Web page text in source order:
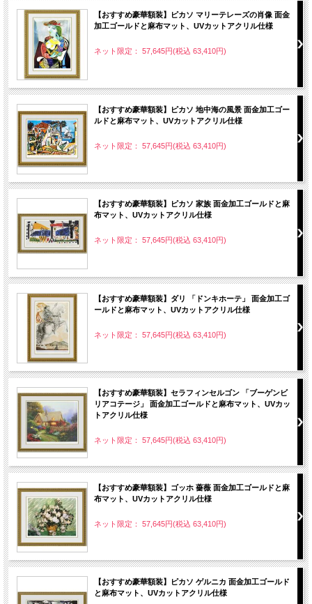
【おすすめ豪華額装】ピカソ マリーテレーズの肖像 面金
加工ゴールドと麻布マット、UVカットアクリル仕様
ネット限定： 57,645円(税込 63,410円)
【おすすめ豪華額装】ピカソ 地中海の風景 面金加工ゴー
ルドと麻布マット、UVカットアクリル仕様
ネット限定： 57,645円(税込 63,410円)
【おすすめ豪華額装】ピカソ 家族 面金加工ゴールドと麻
布マット、UVカットアクリル仕様
ネット限定： 57,645円(税込 63,410円)
【おすすめ豪華額装】ダリ 「ドンキホーテ」 面金加工ゴ
ールドと麻布マット、UVカットアクリル仕様
ネット限定： 57,645円(税込 63,410円)
【おすすめ豪華額装】セラフィンセルゴン 「ブーゲンビ
リアコテージ」 面金加工ゴールドと麻布マット、UVカッ
トアクリル仕様
ネット限定： 57,645円(税込 63,410円)
【おすすめ豪華額装】ゴッホ 薔薇 面金加工ゴールドと麻
布マット、UVカットアクリル仕様
ネット限定： 57,645円(税込 63,410円)
【おすすめ豪華額装】ピカソ ゲルニカ 面金加工ゴールド
と麻布マット、UVカットアクリル仕様